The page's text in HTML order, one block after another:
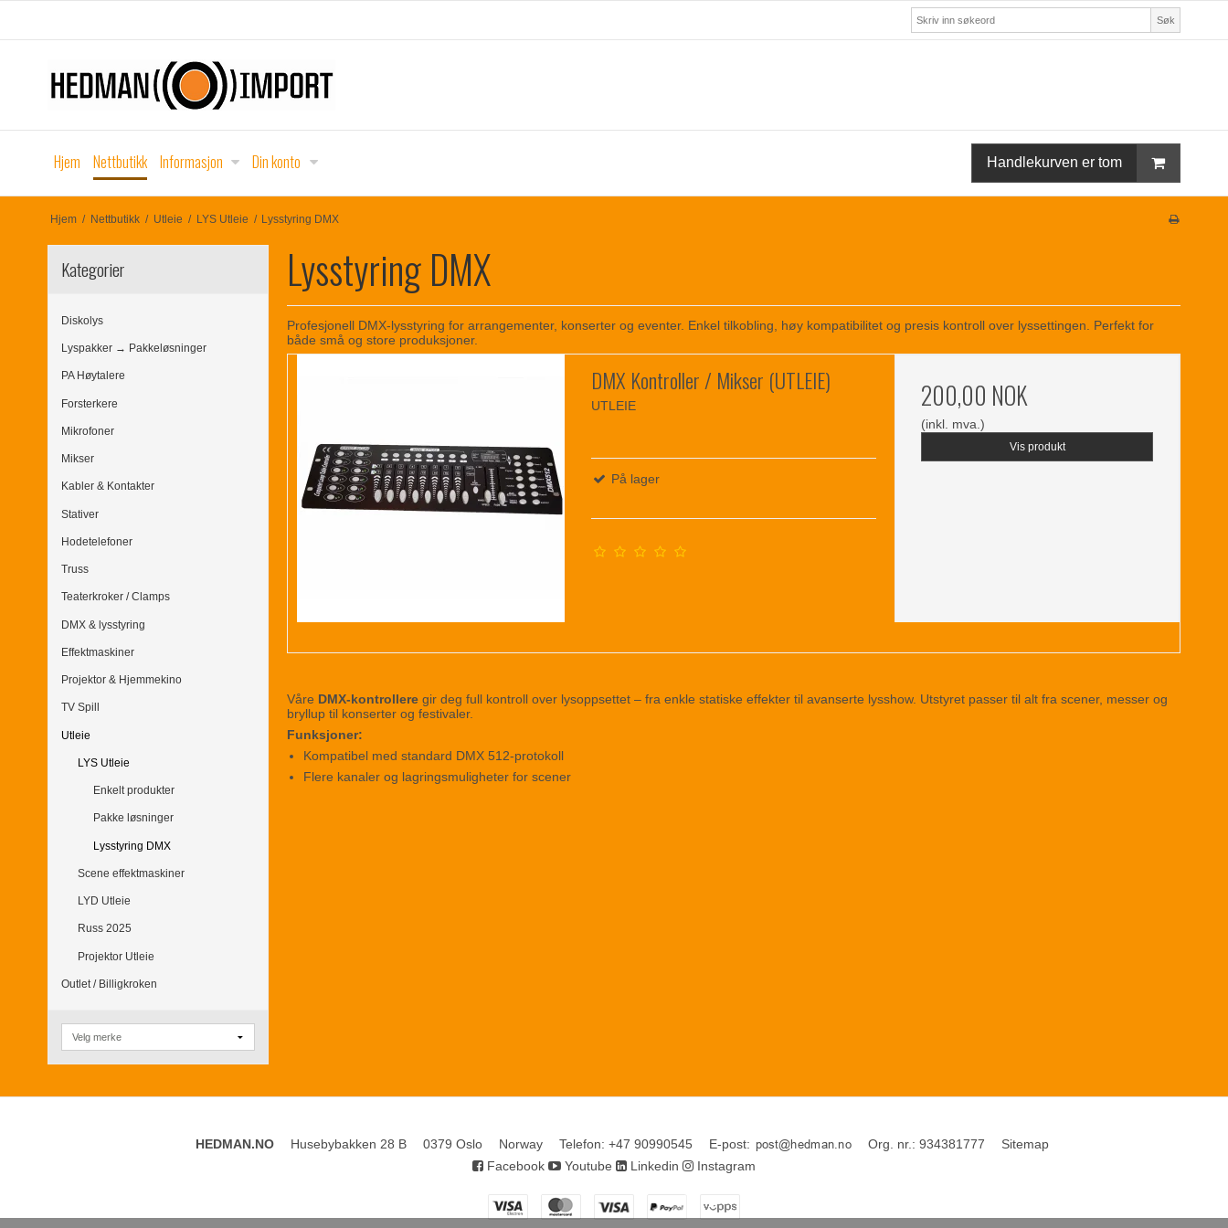
Søk
Hjem Nettbutikk Informasjon Din konto Handlekurven er tom
Hjem / Nettbutikk / Utleie / LYS Utleie / Lysstyring DMX
Kategorier
Diskolys
Lyspakker → Pakkeløsninger
PA Høytalere
Forsterkere
Mikrofoner
Mikser
Kabler & Kontakter
Stativer
Hodetelefoner
Truss
Teaterkroker / Clamps
DMX & lysstyring
Effektmaskiner
Projektor & Hjemmekino
TV Spill
Utleie
LYS Utleie
Enkelt produkter
Pakke løsninger
Lysstyring DMX
Scene effektmaskiner
LYD Utleie
Russ 2025
Projektor Utleie
Outlet / Billigkroken
Lysstyring DMX
Profesjonell DMX-lysstyring for arrangementer, konserter og eventer. Enkel tilkobling, høy kompatibilitet og presis kontroll over lyssettingen. Perfekt for
både små og store produksjoner.
DMX Kontroller / Mikser (UTLEIE)
UTLEIE
På lager
200,00 NOK
(inkl. mva.)
Vis produkt
Våre DMX-kontrollere gir deg full kontroll over lysoppsettet – fra enkle statiske effekter til avanserte lysshow. Utstyret passer til alt fra scener, messer og
bryllup til konserter og festivaler.
Funksjoner:
Kompatibel med standard DMX 512-protokoll
Flere kanaler og lagringsmuligheter for scener
HEDMAN.NO Husebybakken 28 B 0379 Oslo Norway Telefon: +47 90990545 E-post: Org. nr. : 934381777
Sitemap
Facebook
Youtube Linkedin Instagram